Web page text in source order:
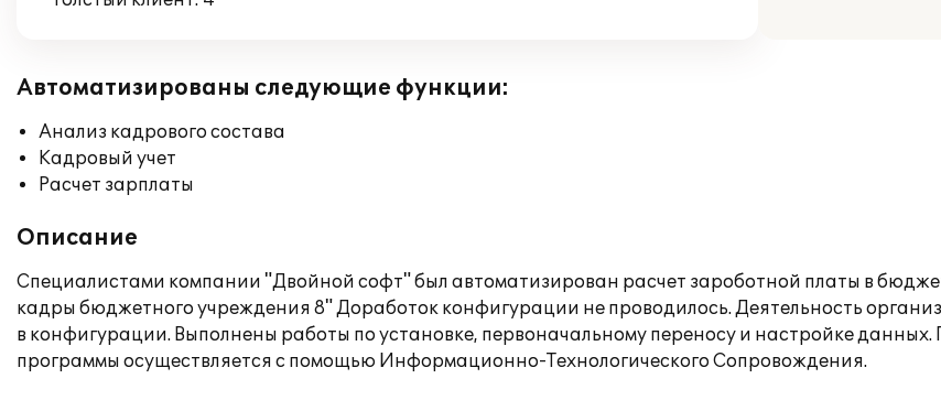
Автоматизированы следующие функции:
Анализ кадрового состава
Кадровый учет
Расчет зарплаты
Описание
Специалистами компании "Двойной софт" был автоматизирован расчет зароботной платы в
кадры бюджетного учреждения 8" Доработок конфигурации не проводилось. Деятельность
в конфигурации. Выполнены работы по установке, первоначальному переносу и настройке
программы осуществляется с помощью Информационно-Технологического Сопровождения.